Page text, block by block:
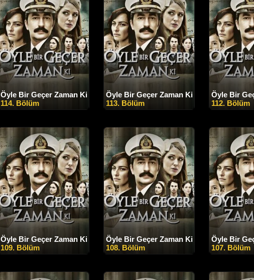
Öyle Bir Geçer Zaman Ki
114. Bölüm
Öyle Bir Geçer Zaman Ki
113. Bölüm
Öyle Bir
112. Bölüm
Öyle Bir Geçer Zaman Ki
109. Bölüm
Öyle Bir Geçer Zaman Ki
108. Bölüm
Öyle Bir
107. Bölüm